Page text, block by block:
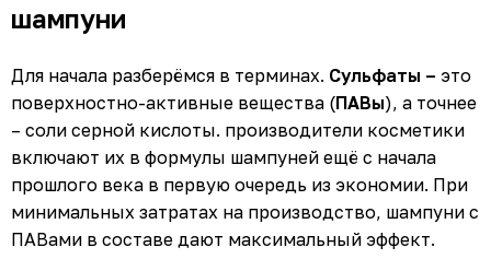
шампуни
Для начала разберёмся в терминах. Сульфаты – это
поверхностно-активные вещества (ПАВы), а точнее
– соли серной кислоты. производители косметики
включают их в формулы шампуней ещё с начала
прошлого века в первую очередь из экономии. При
минимальных затратах на производство, шампуни с
ПАВами в составе дают максимальный эффект.